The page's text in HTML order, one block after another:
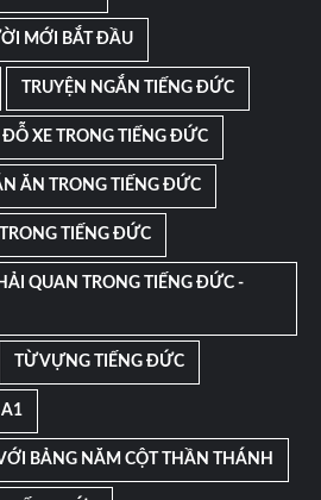
MỚI BẮT ĐẦU
TRUYỆN NGẮN TIẾNG ĐỨC
XE TRONG TIẾNG ĐỨC
ĂN TRONG TIẾNG ĐỨC
TIẾNG ĐỨC
QUAN TRONG TIẾNG ĐỨC -
TỪ VỰNG TIẾNG ĐỨC
A1
BẢNG NĂM CỘT THẦN THÁNH